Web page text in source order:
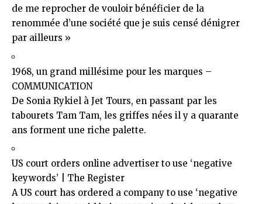
de me reprocher de vouloir bénéficier de la
renommée d’une société que je suis censé dénigrer
par ailleurs »
1968, un grand millésime pour les marques –
COMMUNICATION
De Sonia Rykiel à Jet Tours, en passant par les
tabourets Tam Tam, les griffes nées il y a quarante
ans forment une riche palette.
US court orders online advertiser to use ‘negative
keywords’ | The Register
A US court has ordered a company to use ‘negative